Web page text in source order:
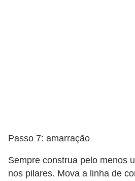
Passo 7: amarração
Sempre construa pelo menos
nos pilares. Mova a linha de